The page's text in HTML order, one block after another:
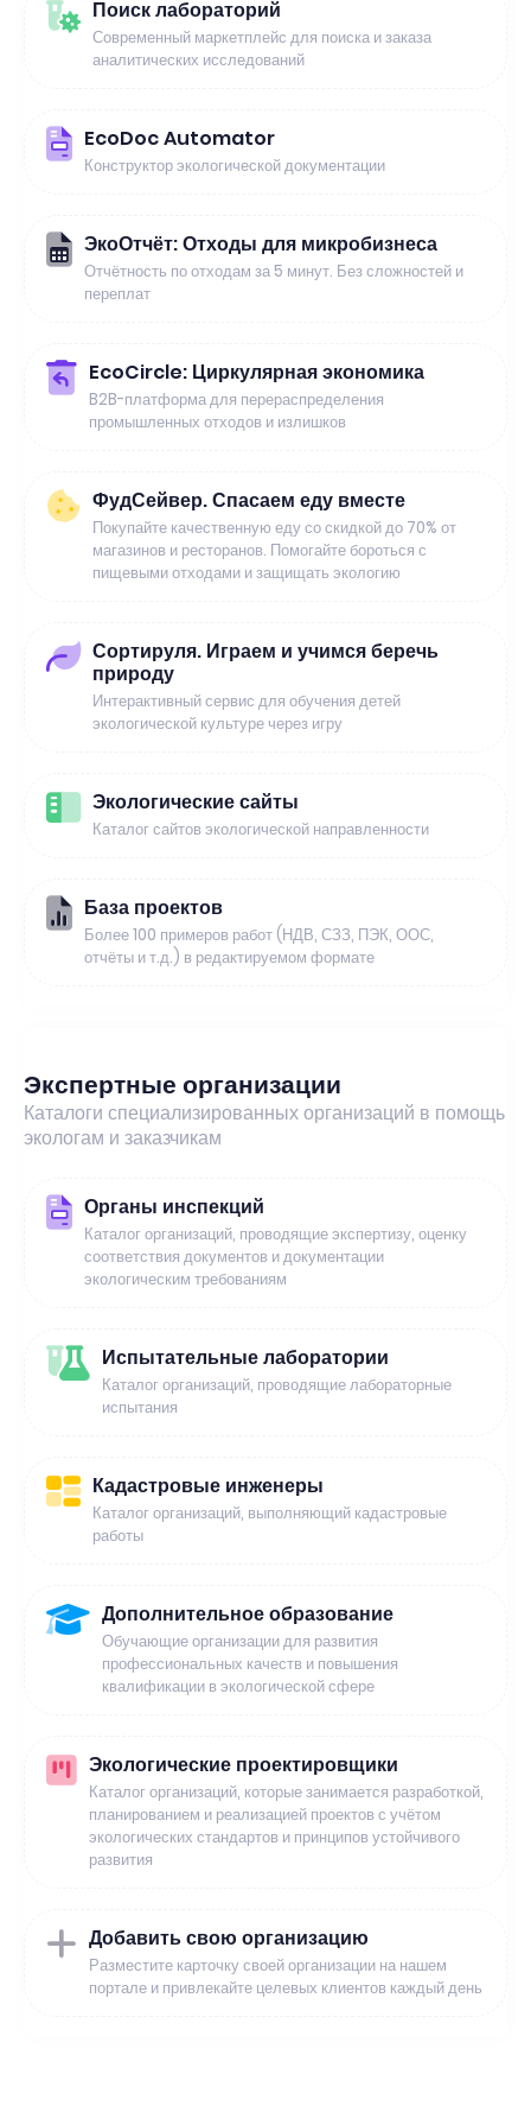
Поиск лабораторий
Современный маркетплейс для поиска и заказа
аналитических исследований
EcoDoc Automator
Конструктор экологической документации
ЭкоОтчёт: Отходы для микробизнеса
Отчётность по отходам за 5 минут. Без сложностей и
переплат
EcoCircle: Циркулярная экономика
B2B-платформа для перераспределения
промышленных отходов и излишков
ФудСейвер. Спасаем еду вместе
Покупайте качественную еду со скидкой до 70% от
магазинов и ресторанов. Помогайте бороться с
пищевыми отходами и защищать экологию
Сортируля. Играем и учимся беречь
природу
Интерактивный сервис для обучения детей
экологической культуре через игру
Экологические сайты
Каталог сайтов экологической направленности
База проектов
Более 100 примеров работ (НДВ, СЗЗ, ПЭК, ООС,
отчёты и т.д.) в редактируемом формате
Экспертные организации
Каталоги специализированных организаций в помощь
экологам и заказчикам
Органы инспекций
Каталог организаций, проводящие экспертизу, оценку
соответствия документов и документации
экологическим требованиям
Испытательные лаборатории
Каталог организаций, проводящие лабораторные
испытания
Кадастровые инженеры
Каталог организаций, выполняющий кадастровые
работы
Дополнительное образование
Обучающие организации для развития
профессиональных качеств и повышения
квалификации в экологической сфере
Экологические проектировщики
Каталог организаций, которые занимается разработкой,
планированием и реализацией проектов с учётом
экологических стандартов и принципов устойчивого
развития
Добавить свою организацию
Разместите карточку своей организации на нашем
портале и привлекайте целевых клиентов каждый день